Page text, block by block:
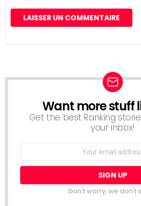
NEWSLETTER
Want more stuff
Get the best Ranking
your inbox!
Email
Don't worry, we don't